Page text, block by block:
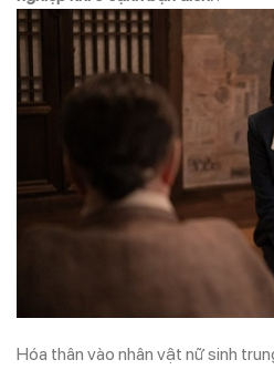
Hóa thân vào nhân vật nữ sinh